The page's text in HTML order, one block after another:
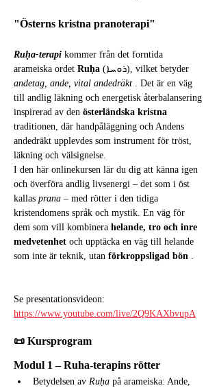
"Österns kristna pranoterapi"
Ruḥa-terapi kommer från det forntida
arameiska ordet Ruḥa
(ܪܘܚܐ), vilket betyder
andetag, ande, vital andedräkt . Det är en väg
till andlig läkning och energetisk återbalansering
inspirerad av den österländska kristna
traditionen, där handpåläggning och Andens
andedräkt upplevdes som instrument för tröst,
läkning och välsignelse.
I den här onlinekursen lär du dig att känna igen
och överföra andlig livsenergi – det som i öst
kallas prana – med rötter i den tidiga
kristendomens språk och mystik. En väg för
dem som vill kombinera helande, tro och inre
medvetenhet och upptäcka en väg till helande
som inte är teknik, utan förkroppsligad bön .
Se presentationsvideon:
https://www.youtube.com/live/2Q9KAXbvupA
📜 Kursprogram
Modul 1 – Ruha-terapins rötter
Betydelsen av Ruḥa på arameiska: Ande,